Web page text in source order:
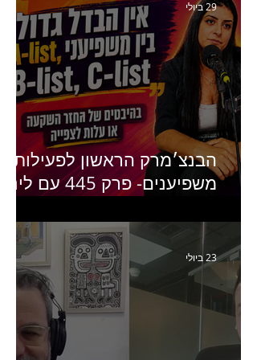
הבנצ׳מרק הראשון לפעילות
משפיענים- פרק 445 עם לינוי
Humanz ישראל
29 ביולי
23 ביולי